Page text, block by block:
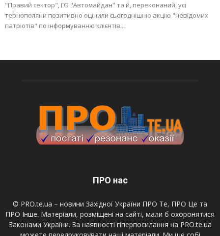
"Правий сектор", ГО "Автомайдан" та й, переконаний, усі
тернополяни позитивно оцінили сьогоднішню акцію "невідомих
патріотів" по інформуванню клієнтів...
ПРО нас
© PRO.te.ua – новини Західної України ПРО Те, ПРО Це та
ПРО Інше. Матеріали, розміщені на сайті, мали б охоронятися
Законами України. За наявності гіперпосилання на PRO.te.ua